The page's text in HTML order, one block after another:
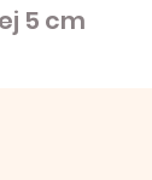
5 cm